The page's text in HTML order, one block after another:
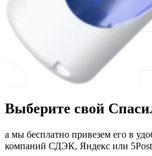
Выберите свой
а мы бесплатно привезем его в
компаний СДЭК, Яндекс или